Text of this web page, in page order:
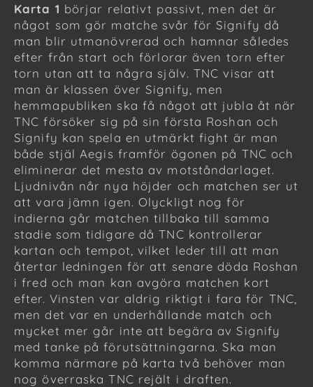
Karta 1 börjar relativt passivt, men det är
något som gör matche svår för Signify då
man blir utmanövrerad och hamnar således
efter från start och förlorar även torn efter
torn utan att ta några själv. TNC visar att
man är klassen över Signify, men
hemmapubliken ska få något att jubla åt när
TNC försöker sig på sin första Roshan och
Signify kan spela en utmärkt fight är man
både stjäl Aegis framför ögonen på TNC och
eliminerar det mesta av motståndarlaget.
Ljudnivån når nya höjder och matchen ser ut
att vara jämn igen. Olyckligt nog för
indierna går matchen tillbaka till samma
stadie som tidigare då TNC kontrollerar
kartan och tempot, vilket leder till att man
återtar ledningen för att senare döda Roshan
i fred och man kan avgöra matchen kort
efter. Vinsten var aldrig riktigt i fara för TNC,
men det var en underhållande match och
mycket mer går inte att begära av Signify
med tanke på förutsättningarna. Ska man
komma närmare på karta två behöver man
nog överraska TNC rejält i draften.